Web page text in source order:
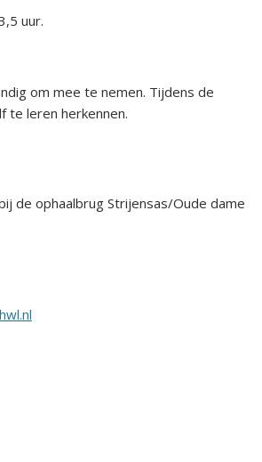
uur.
om mee te nemen. Tijdens de
te leren herkennen.
de ophaalbrug Strijensas/Oude dame